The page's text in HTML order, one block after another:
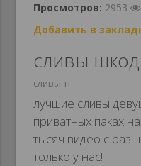
Просмотров: 2953
Добавить в
сливы
сливы тг
лучшие сливы
приватных паках
тысяч видео с
только у нас!